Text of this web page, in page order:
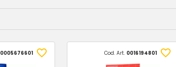
0005676601 Cod. Art. 0016194801